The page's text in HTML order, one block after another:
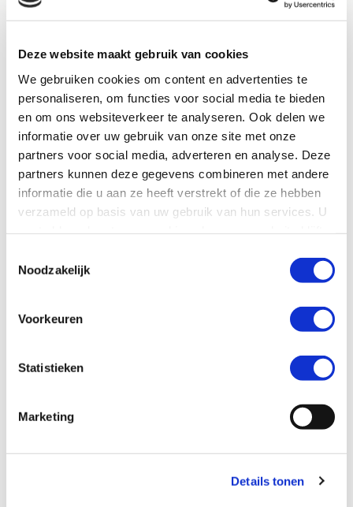
Deze website maakt gebruik van cookies
We gebruiken cookies om content en advertenties te
personaliseren, om functies voor social media te bieden
en om ons websiteverkeer te analyseren. Ook delen we
informatie over uw gebruik van onze site met onze
partners voor social media, adverteren en analyse. Deze
partners kunnen deze gegevens combineren met andere
informatie die u aan ze heeft verstrekt of die ze hebben
verzameld op basis van uw gebruik van hun services. U
Noodzakelijk
Voorkeuren
Statistieken
Marketing
Details tonen
VRIJWILLIGERSWERK VOOR
Wil je als bedrijf, groep of vereniging graag iets goeds
doen, voor een ander, de wereld én jezelf? Schrijf je in
voor deze groepsklus.
Organisatie
Je naam
Je e-mailadres